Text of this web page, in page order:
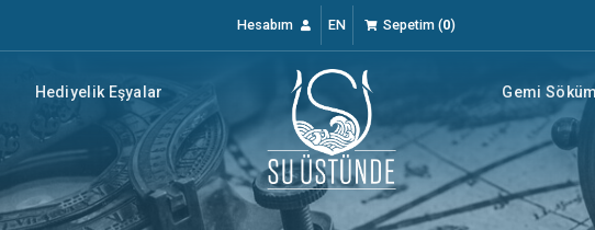
Hesabım EN Sepetim(0)
Hediyelik Eşyalar Gemi